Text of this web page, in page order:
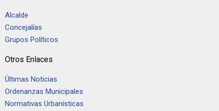
Alcalde
Concejalías
Grupos Políticos
Otros Enlaces
Últimas Noticias
Ordenanzas Municipales
Normativas Urbanísticas